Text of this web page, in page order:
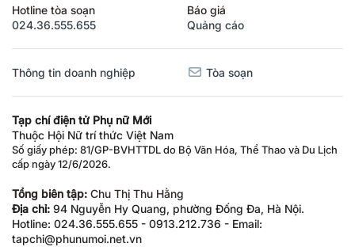
Hotline tòa soạn
024.36.555.655
Báo giá
Quảng cáo
Thông tin doanh nghiệp Tòa soạn
Tạp chí điện tử Phụ nữ Mới
Thuộc Hội Nữ trí thức Việt Nam
Số giấy phép: 81/GP-BVHTTDL do Bộ Văn Hóa, Thể Thao và Du Lịch
cấp ngày 12/6/2026.
Tổng biên tập: Chu Thị Thu Hằng
Địa chỉ: 94 Nguyễn Hy Quang, phường Đống Đa, Hà Nội.
Hotline: 024.36.555.655 - 0913.212.736 - Email:
tapchi@phunumoi.net.vn